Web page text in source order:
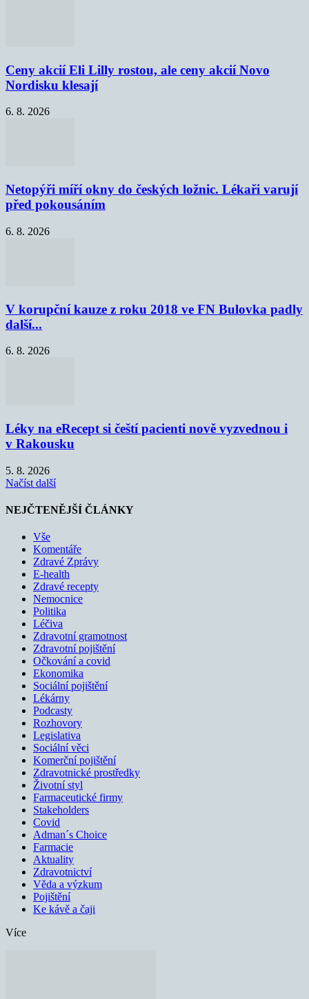
Ceny akcií Eli Lilly rostou, ale ceny akcií Novo
Nordisku klesají
6. 8. 2026
Netopýři míří okny do českých ložnic. Lékaři varují
před pokousáním
6. 8. 2026
V korupční kauze z roku 2018 ve FN Bulovka padly
další...
6. 8. 2026
Léky na eRecept si čeští pacienti nově vyzvednou i
v Rakousku
5. 8. 2026
Načíst další
NEJČTENĚJŠÍ ČLÁNKY
Vše
Komentáře
Zdravé Zprávy
E-health
Zdravé recepty
Nemocnice
Politika
Léčiva
Zdravotní gramotnost
Zdravotní pojištění
Očkování a covid
Ekonomika
Sociální pojištění
Lékárny
Podcasty
Rozhovory
Legislativa
Sociální věci
Komerční pojištění
Zdravotnické prostředky
Životní styl
Farmaceutické firmy
Stakeholders
Covid
Adman´s Choice
Farmacie
Aktuality
Zdravotnictví
Věda a výzkum
Pojištění
Ke kávě a čaji
Více